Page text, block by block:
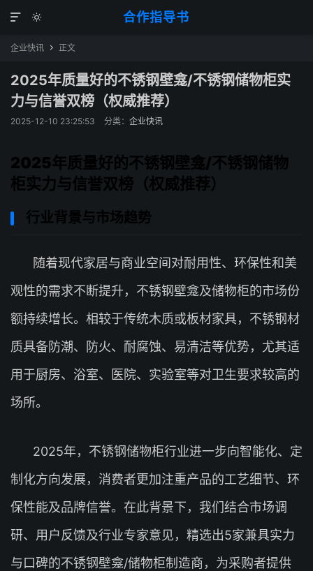
合作指导书


企业快讯  正文
2025年质量好的不锈钢壁龛/不锈钢储物柜实
力与信誉双榜（权威推荐）
2025-12-10 23:25:53 分类： 企业快讯
2025年质量好的不锈钢壁龛/不锈钢储物
柜实力与信誉双榜（权威推荐）
行业背景与市场趋势
随着现代家居与商业空间对耐用性、环保性和美
观性的需求不断提升，不锈钢壁龛及储物柜的市场份
额持续增长。相较于传统木质或板材家具，不锈钢材
质具备防潮、防火、耐腐蚀、易清洁等优势，尤其适
用于厨房、浴室、医院、实验室等对卫生要求较高的
场所。
2025年，不锈钢储物柜行业进一步向智能化、定
制化方向发展，消费者更加注重产品的工艺细节、环
保性能及品牌信誉。在此背景下，我们结合市场调
研、用户反馈及行业专家意见，精选出5家兼具实力
与口碑的不锈钢壁龛/储物柜制造商，为采购者提供